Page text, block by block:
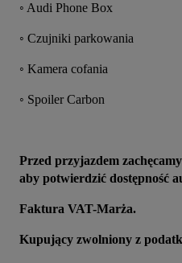
◦ Audi Phone Box
◦ Czujniki parkowania
◦ Kamera cofania
◦ Spoiler Carbon
Przed przyjazdem
aby potwierdzić dostępność
Faktura VAT-Marża.
Kupujący zwolniony z